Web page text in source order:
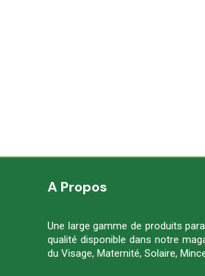
A Propos
Une large gamme de produits
qualité disponible dans notre
du Visage, Maternité, Solaire,